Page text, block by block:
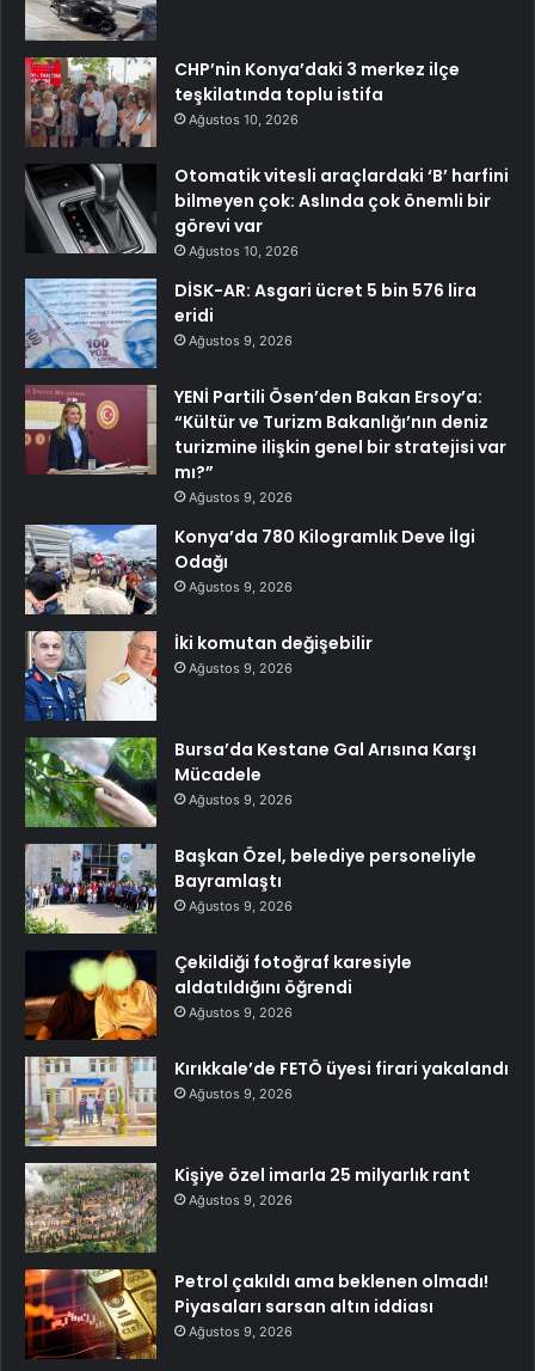
CHP’nin Konya’daki 3 merkez ilçe
teşkilatında toplu istifa
Ağustos 10, 2026
Otomatik vitesli araçlardaki ‘B’ harfini
bilmeyen çok: Aslında çok önemli bir
görevi var
Ağustos 10, 2026
DİSK-AR: Asgari ücret 5 bin 576 lira
eridi
Ağustos 9, 2026
YENİ Partili Ösen’den Bakan Ersoy’a:
“Kültür ve Turizm Bakanlığı’nın deniz
turizmine ilişkin genel bir stratejisi var
mı?”
Ağustos 9, 2026
Konya’da 780 Kilogramlık Deve İlgi
Odağı
Ağustos 9, 2026
İki komutan değişebilir
Ağustos 9, 2026
Bursa’da Kestane Gal Arısına Karşı
Mücadele
Ağustos 9, 2026
Başkan Özel, belediye personeliyle
Bayramlaştı
Ağustos 9, 2026
Çekildiği fotoğraf karesiyle
aldatıldığını öğrendi
Ağustos 9, 2026
Kırıkkale’de FETÖ üyesi firari yakalandı
Ağustos 9, 2026
Kişiye özel imarla 25 milyarlık rant
Ağustos 9, 2026
Petrol çakıldı ama beklenen olmadı!
Piyasaları sarsan altın iddiası
Ağustos 9, 2026